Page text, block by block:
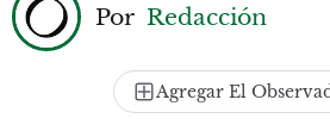
Por Redacción
Agregar El